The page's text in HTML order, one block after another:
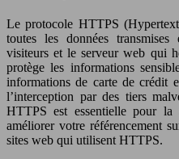
Le protocole HTTPS
toutes les données
visiteurs et le serveur web qui
protège les informations
informations de carte de crédit
l’interception par des tiers
HTTPS est essentielle pour
améliorer votre référencement
sites web qui utilisent HTTPS.